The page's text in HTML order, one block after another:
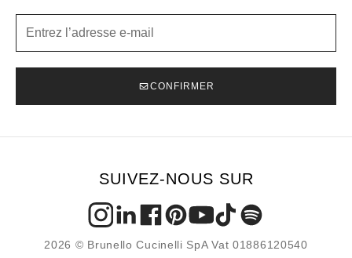
CONFIRMER
SUIVEZ-NOUS SUR
2026 © Brunello Cucinelli SpA Vat 01886120540